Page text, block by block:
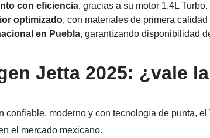
con eficiencia, gracias a su motor 1.4L Turbo.
optimizado, con materiales de primera
en Puebla, garantizando disponibilidad
Jetta 2025: ¿vale
confiable, moderno y con tecnología de punta, el
el mercado mexicano.